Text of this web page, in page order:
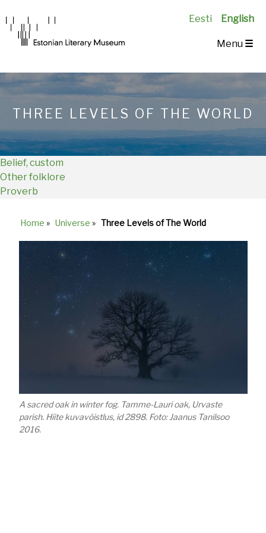
Eesti English
Main
EN
Menu ☰
THREE LEVELS OF THE WORLD
Belief, custom
Other folklore
Proverb
Home » Universe » Three Levels of The World
A sacred oak in winter fog. Tamme-Lauri oak, Urvaste
parish. Hiite kuvavõistlus, id 2898. Foto: Jaanus Tanilsoo
2016.